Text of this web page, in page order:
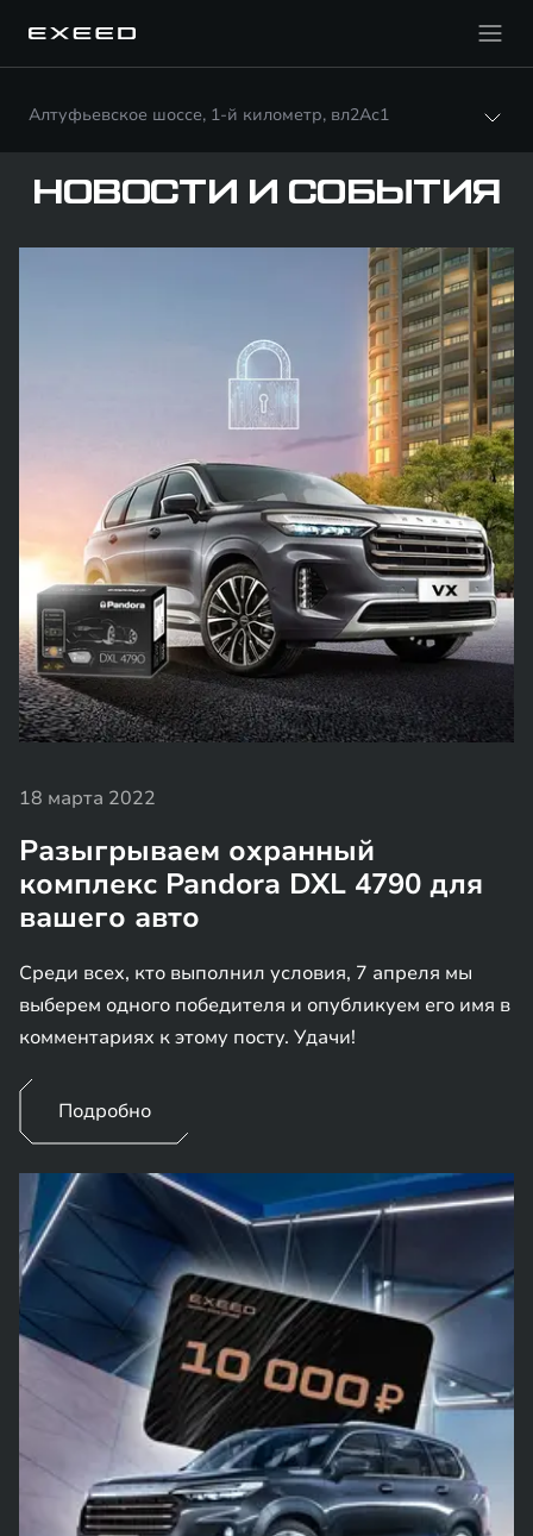
Алтуфьевское шоссе, 1-й километр, вл2Ас1
НОВОСТИ И СОБЫТИЯ
18 марта 2022
Разыгрываем охранный
комплекс Pandora DXL 4790 для
вашего авто
Среди всех, кто выполнил условия, 7 апреля мы
выберем одного победителя и опубликуем его имя в
комментариях к этому посту. Удачи!
Подробно